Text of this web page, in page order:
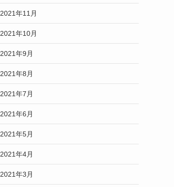
2021年11月
2021年10月
2021年9月
2021年8月
2021年7月
2021年6月
2021年5月
2021年4月
2021年3月